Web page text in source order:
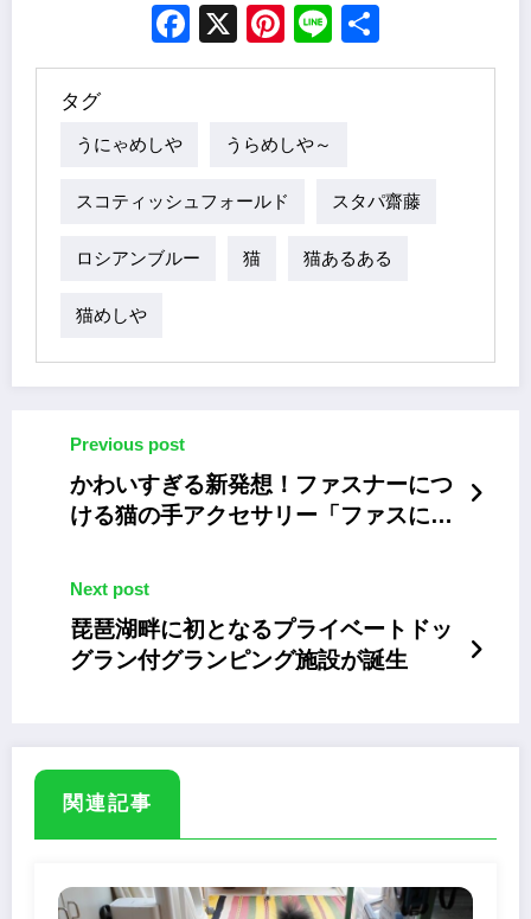
Facebook
X Pinterest
Line
タグ
うにゃめしや うらめしや～
スコティッシュフォールド スタパ齋藤
ロシアンブルー 猫 猫あるある
猫めしや
Previous post
かわいすぎる新発想！ファスナーにつ
ける猫の手アクセサリー「ファスにゃ
Next post
琵琶湖畔に初となるプライベートドッ
グラン付グランピング施設が誕生
関連記事